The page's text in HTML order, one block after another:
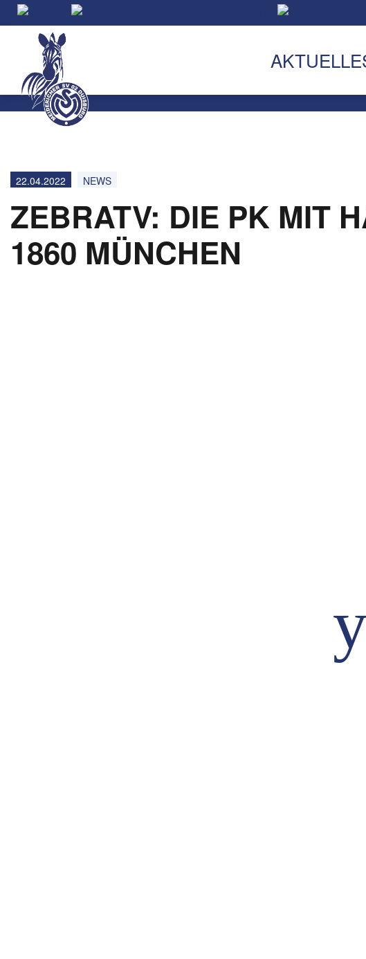
22.04.2022 NEWS
ZEBRATV: DIE PK MIT
1860 MÜNCHEN